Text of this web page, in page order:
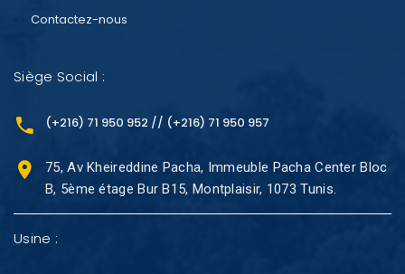
Contactez-nous
Siège Social :
(+216) 71 950 952 // (+216) 71 950 957
75, Av Kheireddine Pacha, Immeuble Pacha Center Bloc
B, 5ème étage Bur B15, Montplaisir, 1073 Tunis.
Usine :